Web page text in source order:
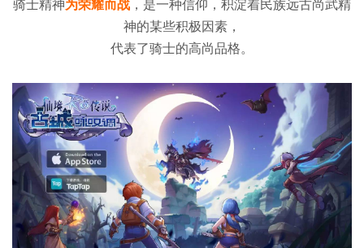
神的某些积极因素，
代表了骑士的高尚品格。